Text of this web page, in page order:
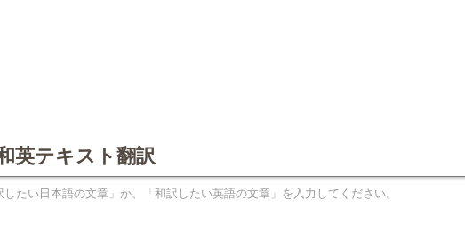
英テキスト翻訳